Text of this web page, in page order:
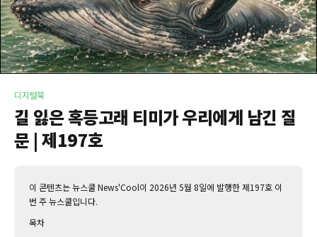
디지털북
길 잃은 혹등고래 티미가 우리에게 남긴 질
문 | 제197호
이 콘텐츠는 뉴스쿨 News'Cool이 2026년 5월 8일에 발행한 제197호 이
번 주 뉴스쿨입니다.‌
목차